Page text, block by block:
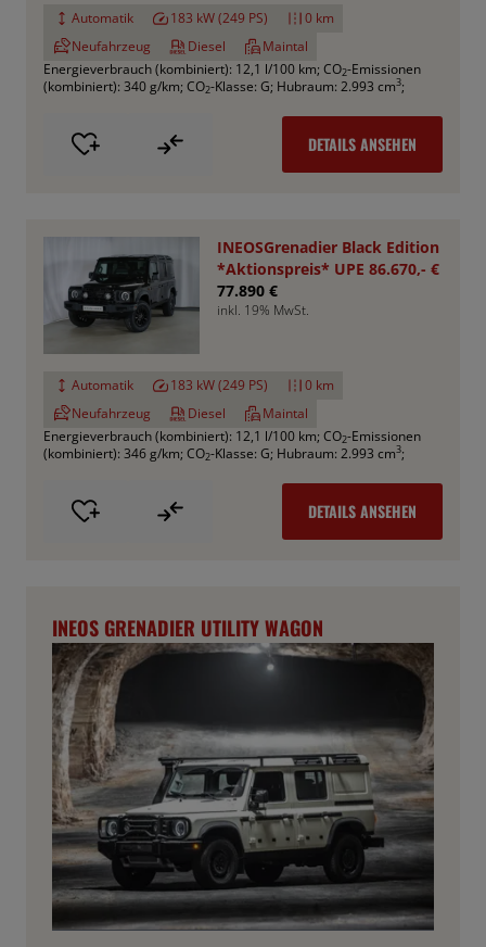
Automatik 183 kW (249 PS)
0 km
Neufahrzeug
Diesel
Maintal
Energieverbrauch (kombiniert): 12,1 l/100 km; CO2-Emissionen
(kombiniert): 340 g/km; CO2-Klasse: G; Hubraum: 2.993 cm3;
DETAILS ANSEHEN
INEOSGrenadier Black Edition
*Aktionspreis* UPE 86.670,- €
77.890 €
inkl. 19% MwSt.
Automatik 183 kW (249 PS)
0 km
Neufahrzeug
Diesel
Maintal
Energieverbrauch (kombiniert): 12,1 l/100 km; CO2-Emissionen
(kombiniert): 346 g/km; CO2-Klasse: G; Hubraum: 2.993 cm3;
DETAILS ANSEHEN
INEOS GRENADIER UTILITY WAGON